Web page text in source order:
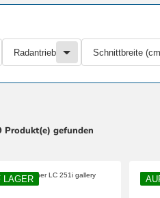
Radantrieb Schnittbreite
Produkt(e) gefunden
LAGER